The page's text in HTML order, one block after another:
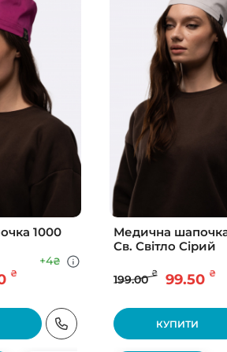
1000
₴
+4₴
Медична
Св. Свiтло Сiрий
199.00 ₴ 99.50 ₴
КУПИТИ